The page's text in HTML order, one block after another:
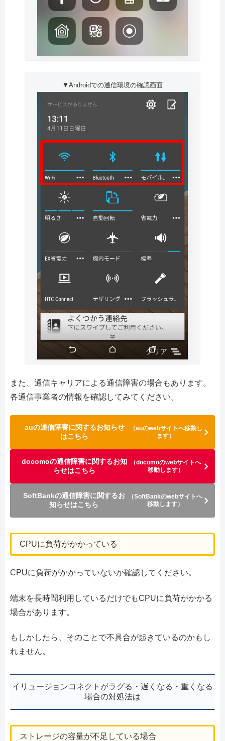
▼Androidでの通信環境の確認画面
また、通信キャリアによる通信障害の場合もあります。
各通信事業者の情報を確認してみてください。
auの通信障害に関するお知らせ
はこちら
（auのwebサイトへ移動し
ます）
docomoの通信障害に関するお知
らせはこちら
（docomoのwebサイトへ
移動します）
SoftBankの通信障害に関するお
知らせはこちら
（SoftBankのwebサイトへ
移動します）
CPUに負荷がかかっている
CPUに負荷がかかっていないか確認してください。
端末を長時間利用しているだけでもCPUに負荷がかかる
場合があります。
もしかしたら、そのことで不具合が起きているのかもし
れません。
イリュージョンコネクトがラグる・遅くなる・重くなる
場合の対処法は
ストレージの容量が不足している場合